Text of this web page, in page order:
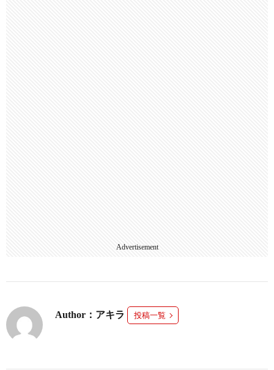
Advertisement
Author：アキラ 投稿一覧